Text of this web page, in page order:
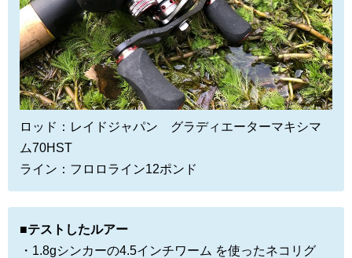
ロッド：レイドジャパン グラディエーターマキシマ
ム70HST
ライン：フロロライン12ポンド
■テストしたルアー
・1.8gシンカーの4.5インチワーム を使ったネコリグ